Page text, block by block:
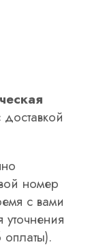
номер
с вами